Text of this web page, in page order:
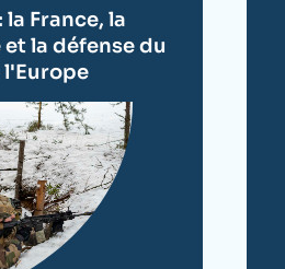
publication
la France, la
la défense du
l'Europe